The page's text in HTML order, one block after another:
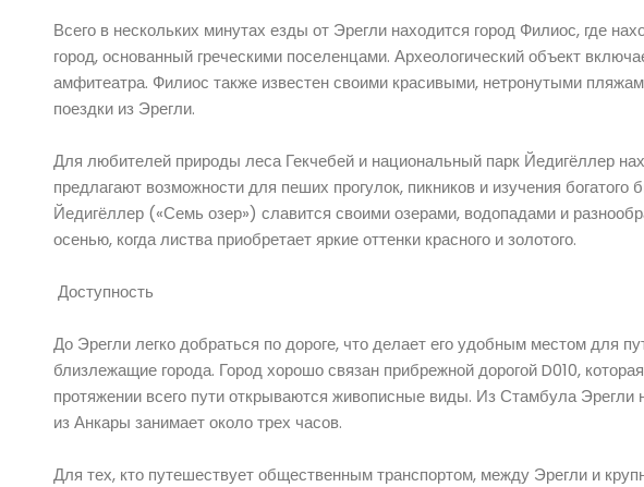
Всего в нескольких минутах езды от Эрегли находится город Филиос, где
город, основанный греческими поселенцами. Археологический объект
амфитеатра. Филиос также известен своими красивыми, нетронутыми
поездки из Эрегли.
Для любителей природы леса Гекчебей и национальный парк Йедигёллер
предлагают возможности для пеших прогулок, пикников и изучения богатого
Йедигёллер («Семь озер») славится своими озерами, водопадами и
осенью, когда листва приобретает яркие оттенки красного и золотого.
Доступность
До Эрегли легко добраться по дороге, что делает его удобным местом для
близлежащие города. Город хорошо связан прибрежной дорогой D010,
протяжении всего пути открываются живописные виды. Из Стамбула Эрегли
из Анкары занимает около трех часов.
Для тех, кто путешествует общественным транспортом, между Эрегли и